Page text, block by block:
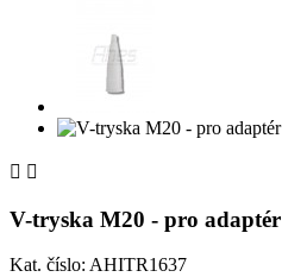
 
V-tryska M20 - pro adaptér
Kat. číslo: AHITR1637